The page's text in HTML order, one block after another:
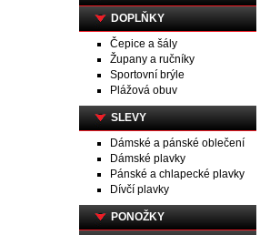
DOPLŇKY
Čepice a šály
Župany a ručníky
Sportovní brýle
Plážová obuv
SLEVY
Dámské a pánské oblečení
Dámské plavky
Pánské a chlapecké plavky
Dívčí plavky
PONOŽKY